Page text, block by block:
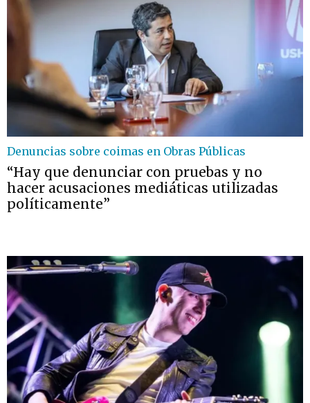
Denuncias sobre coimas en Obras Públicas
“Hay que denunciar con pruebas y no
hacer acusaciones mediáticas utilizadas
políticamente”